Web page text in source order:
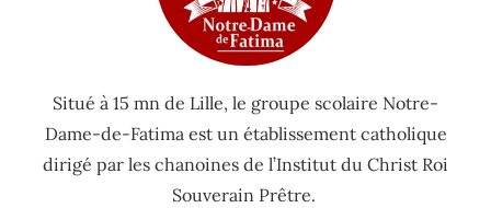
Situé à 15 mn de Lille, le groupe scolaire Notre-
Dame-de-Fatima est un établissement catholique
dirigé par les chanoines de l’Institut du Christ Roi
Souverain Prêtre.